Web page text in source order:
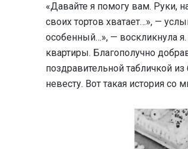
«Давайте я помогу вам. Руки,
своих тортов хватает…», —
особенный…», — воскликнула
квартиры. Благополучно
поздравительной табличкой
невесту. Вот такая история со